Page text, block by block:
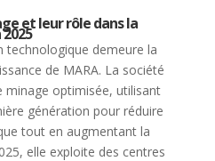
et leur rôle dans la
technologique demeure la
de MARA. La société
minage optimisée, utilisant
génération pour réduire
tout en augmentant la
elle exploite des centres